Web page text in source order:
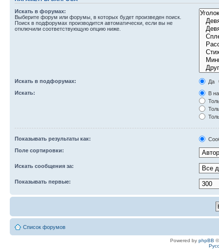
Искать в форумах:
Выберите форум или форумы, в которых будет произведен поиск.
Поиск в подфорумах производится автоматически, если вы не
отключили соответствующую опцию ниже.
Искать в подфорумах:
Да
Искать:
В
Показывать результаты как:
Поле сортировки:
Искать сообщения за:
Показывать первые:
Список форумов
Powered by phpBB